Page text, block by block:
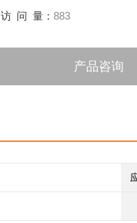
访 问 量： 883
产品咨询